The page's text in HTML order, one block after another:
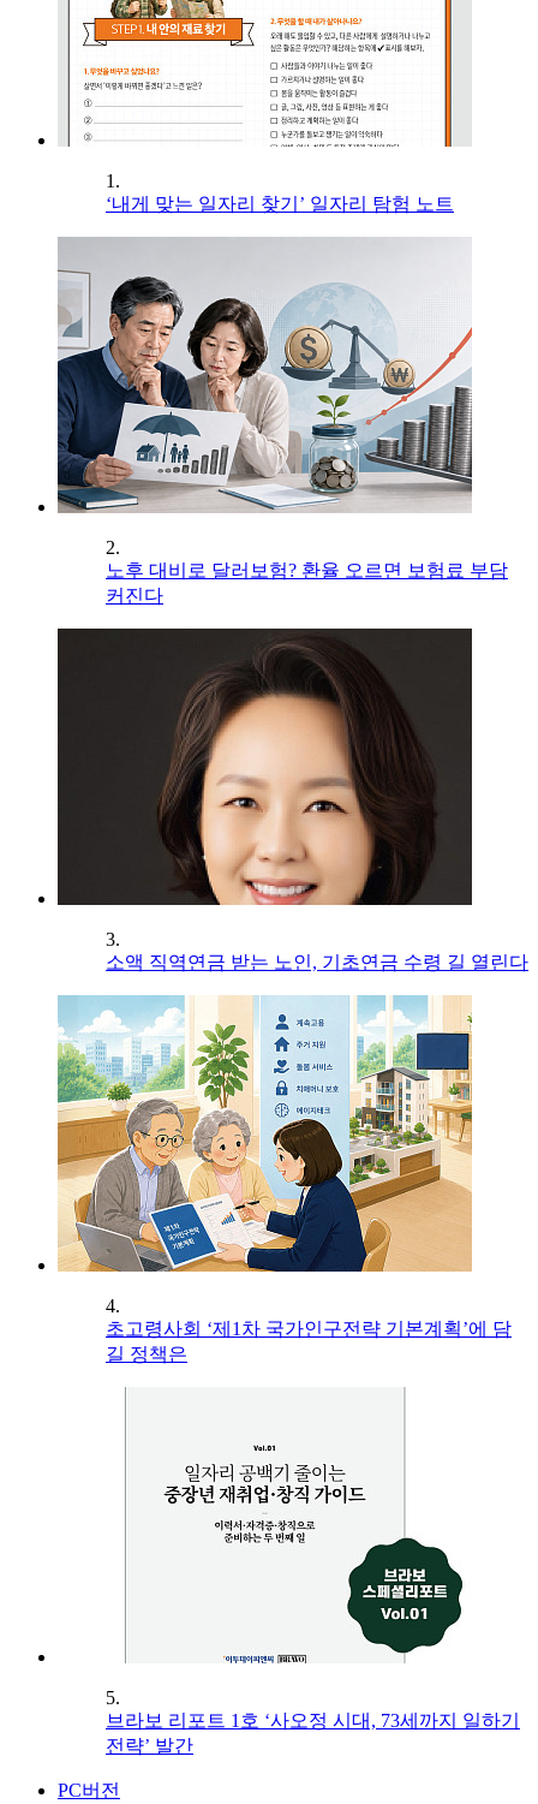
1.
‘내게 맞는 일자리 찾기’ 일자리 탐험 노트
2.
노후 대비로 달러보험? 환율 오르면 보험료 부담
커진다
3.
소액 직역연금 받는 노인, 기초연금 수령 길 열린다
4.
초고령사회 ‘제1차 국가인구전략 기본계획’에 담
길 정책은
5.
브라보 리포트 1호 ‘사오정 시대, 73세까지 일하기
전략’ 발간
PC버전